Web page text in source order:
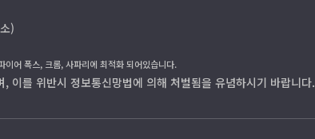
)
어 폭스, 크롬, 사파리에 최적화 되어있습니다.
이를 위반시 정보통신망법에 의해 처벌됨을 유념하시기 바랍니다.